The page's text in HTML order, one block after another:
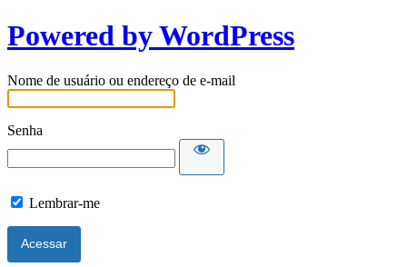
Powered by WordPress
Nome de usuário ou endereço de e-mail
Senha
Lembrar-me